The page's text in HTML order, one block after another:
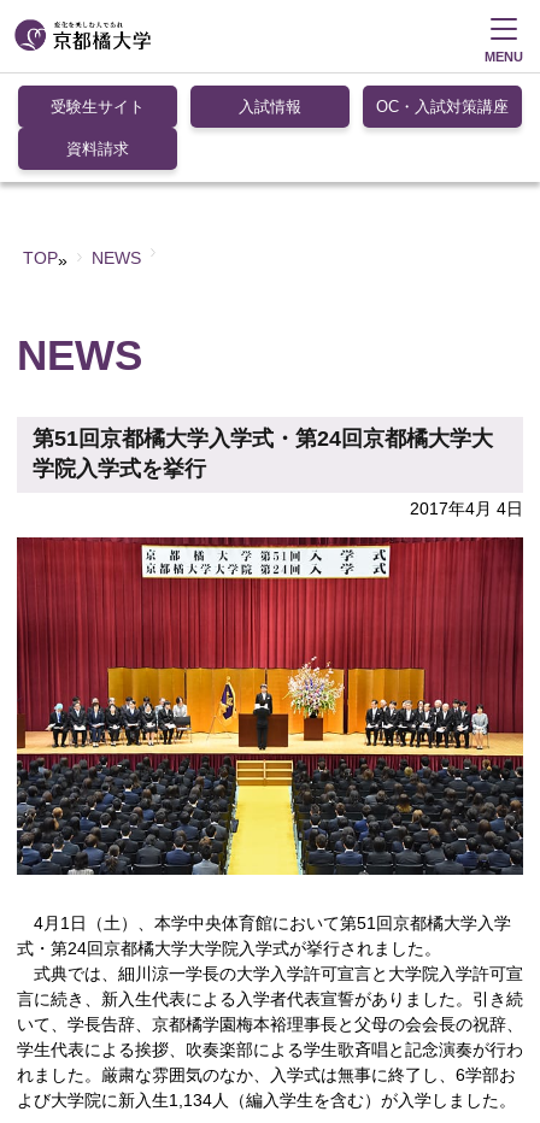
MENU
受験生サイト 入試情報 OC・入試対策講座
資料請求
TOP» NEWS
NEWS
第51回京都橘大学入学式・第24回京都橘大学大
学院入学式を挙行
2017年4月 4日
4月1日（土）、本学中央体育館において第51回京都橘大学入学
式・第24回京都橘大学大学院入学式が挙行されました。
式典では、細川涼一学長の大学入学許可宣言と大学院入学許可宣
言に続き、新入生代表による入学者代表宣誓がありました。引き続
いて、学長告辞、京都橘学園梅本裕理事長と父母の会会長の祝辞、
学生代表による挨拶、吹奏楽部による学生歌斉唱と記念演奏が行わ
れました。厳粛な雰囲気のなか、入学式は無事に終了し、6学部お
よび大学院に新入生1,134人（編入学生を含む）が入学しました。